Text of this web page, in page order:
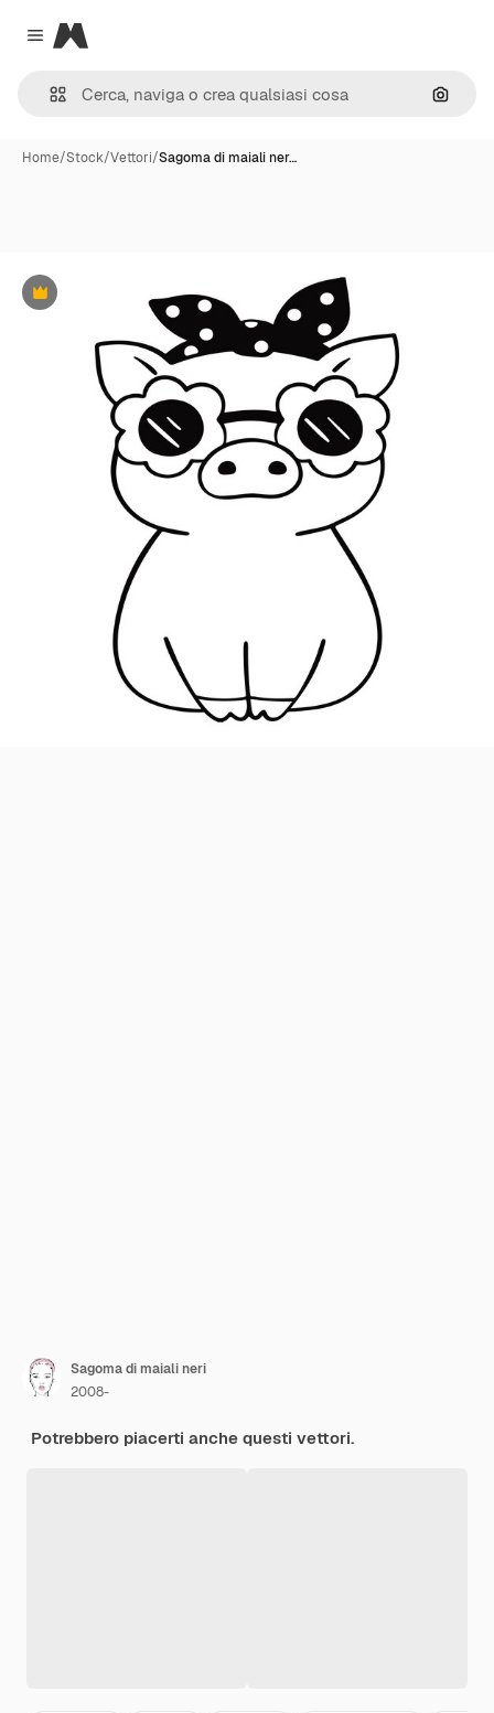
Close menu
Magnific
Cerca
Home/Stock/Vettori/Sagoma di maiali ner…
Premium
Sagoma di maiali neri
2008-
Potrebbero piacerti anche questi vettori.